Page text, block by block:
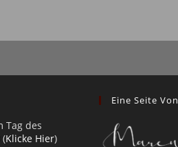
Tag des
(Klicke Hier)
Eine Seite Von